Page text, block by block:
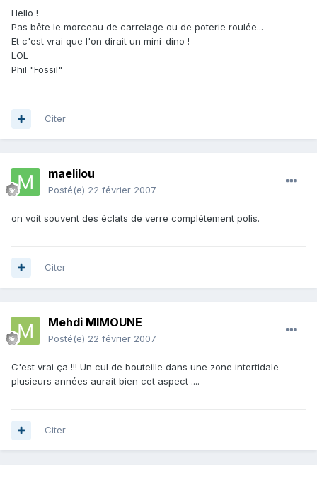
Hello !
Pas bête le morceau de carrelage ou de poterie roulée...
Et c'est vrai que l'on dirait un mini-dino !
LOL
Phil "Fossil"
Citer
maelilou
Posté(e) 22 février 2007
on voit souvent des éclats de verre complétement polis.
Citer
Mehdi MIMOUNE
Posté(e) 22 février 2007
C'est vrai ça !!! Un cul de bouteille dans une zone intertidale
plusieurs années aurait bien cet aspect ....
Citer